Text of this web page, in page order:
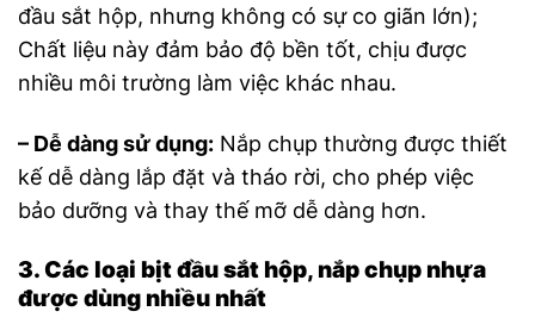
đầu sắt hộp, nhưng không có sự co giãn lớn);
Chất liệu này đảm bảo độ bền tốt, chịu được
nhiều môi trường làm việc khác nhau.
– Dễ dàng sử dụng: Nắp chụp thường được thiết
kế dễ dàng lắp đặt và tháo rời, cho phép việc
bảo dưỡng và thay thế mỡ dễ dàng hơn.
3. Các loại bịt đầu sắt hộp, nắp chụp nhựa
được dùng nhiều nhất